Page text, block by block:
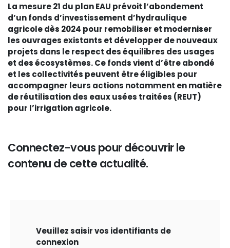
La mesure 21 du plan EAU prévoit l’abondement
d’un fonds d’investissement d’hydraulique
agricole dès 2024 pour remobiliser et moderniser
les ouvrages existants et développer de nouveaux
projets dans le respect des équilibres des usages
et des écosystèmes. Ce fonds vient d’être abondé
et les collectivités peuvent être éligibles pour
accompagner leurs actions notamment en matière
de réutilisation des eaux usées traitées (REUT)
pour l’irrigation agricole.
Connectez-vous pour découvrir le
contenu de cette actualité.
Veuillez saisir vos identifiants de
connexion